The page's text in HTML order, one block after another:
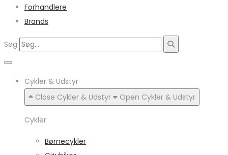
Forhandlere
Brands
Søg
Cykler & Udstyr
Close Cykler & Udstyr
Open Cykler & Udstyr
Cykler
Børnecykler